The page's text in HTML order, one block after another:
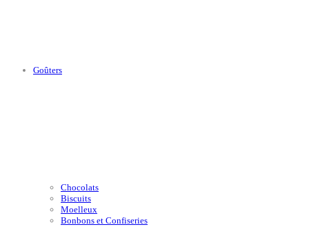
Goûters
Chocolats
Biscuits
Moelleux
Bonbons et Confiseries